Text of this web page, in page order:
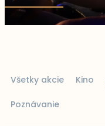
Všetky akcie Kino
Poznávanie